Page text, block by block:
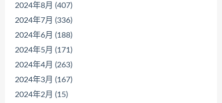
2024年8月 (407)
2024年7月 (336)
2024年6月 (188)
2024年5月 (171)
2024年4月 (263)
2024年3月 (167)
2024年2月 (15)